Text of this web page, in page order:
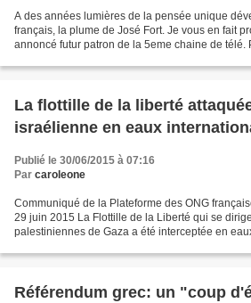
A des années lumières de la pensée unique
français, la plume de José Fort. Je vous en fait
annoncé futur patron de la 5eme chaine de télé.
La flottille de la liberté
israélienne en eaux
Publié le 30/06/2015 à 07:16
Par caroleone
Communiqué de la Plateforme des ONG
29 juin 2015 La Flottille de la Liberté qui se
palestiniennes de Gaza a été interceptée en
Référendum grec: un "coup